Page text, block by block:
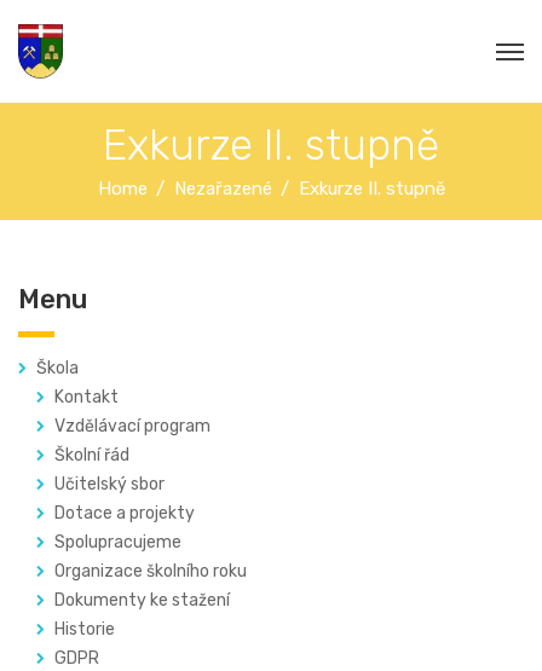
Exkurze II. stupně
Home Nezařazené Exkurze II. stupně
Menu
Škola
Kontakt
Vzdělávací program
Školní řád
Učitelský sbor
Dotace a projekty
Spolupracujeme
Organizace školního roku
Dokumenty ke stažení
Historie
GDPR